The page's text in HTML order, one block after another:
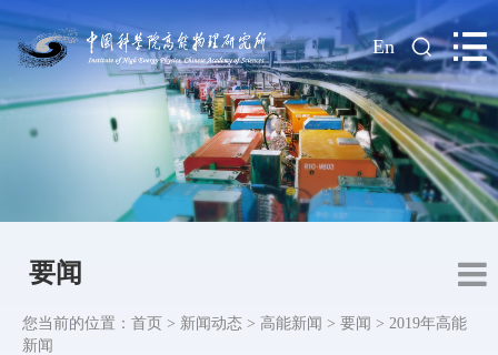
| En
要闻
您当前的位置： 首页 > 新闻动态 > 高能新闻 > 要闻 > 2019年高能
新闻